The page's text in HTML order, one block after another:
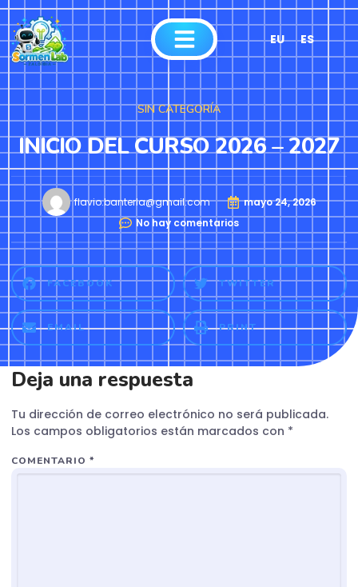
EU ES
SIN CATEGORÍA
INICIO DEL CURSO 2026 – 2027
flavio.banterla@gmail.com
mayo 24, 2026
No hay comentarios
FACEBOOK TWITTER
EMAIL PRINT
Deja una respuesta
Tu dirección de correo electrónico no será publicada.
Los campos obligatorios están marcados con *
COMENTARIO *